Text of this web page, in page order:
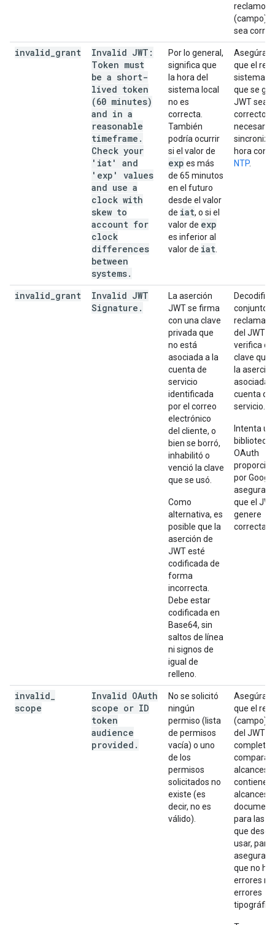
reclamo
(campo)
sea
invalid grant
Invalid JWT:
Token must
be a short-
lived token
(60 minutes)
and in a
reasonable
timeframe.
Check your
'iat' and
'exp' values
and use a
clock with
skew to
account for
clock
differences
between
systems.
Por lo general,
significa que
la hora del
sistema local
no es
correcta.
También
podría ocurrir
si el valor de
exp es más
de 65 minutos
en el futuro
desde el valor
de iat, o si el
valor de exp
es inferior al
valor de iat
que el
sistema
que se
JWT sea
correcto.
necesario,
hora con
NTP.
invalid grant
Invalid JWT
Signature .
La aserción
JWT se firma
con una clave
privada que
no está
asociada a la
cuenta de
servicio
identificada
por el correo
electrónico
del cliente, o
bien se borró,
inhabilitó o
venció la clave
que se usó.
Como
alternativa, es
posible que la
aserción de
JWT esté
codificada de
forma
incorrecta.
Debe estar
codificada en
Base64, sin
saltos de línea
ni signos de
igual de
relleno.
conjunto
del JWT y
verifica
clave que
la
asociada
cuenta de
servicio.
Intenta
biblioteca
OAuth
por
que el
genere
invalid
scope
Invalid OAuth
scope or ID
token
audience
provided .
No se solicitó
ningún
permiso (lista
de permisos
vacía) o uno
de los
permisos
solicitados no
existe (es
decir, no es
válido).
que el
(campo)
del JWT
compara
alcances
contiene
alcances
para las
que
usar, para
que no
errores ni
errores